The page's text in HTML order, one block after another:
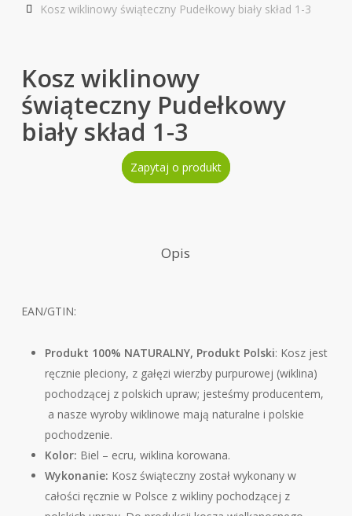
Kosz wiklinowy świąteczny Pudełkowy biały skład 1-3
Kosz wiklinowy
świąteczny Pudełkowy
biały skład 1-3
Zapytaj o produkt
Opis
EAN/GTIN:
Produkt 100% NATURALNY, Produkt Polski: Kosz jest
ręcznie pleciony, z gałęzi wierzby purpurowej (wiklina)
pochodzącej z polskich upraw; jesteśmy producentem,
a nasze wyroby wiklinowe mają naturalne i polskie
pochodzenie.
Kolor: Biel – ecru, wiklina korowana.
Wykonanie: Kosz świąteczny został wykonany w
całości ręcznie w Polsce z wikliny pochodzącej z